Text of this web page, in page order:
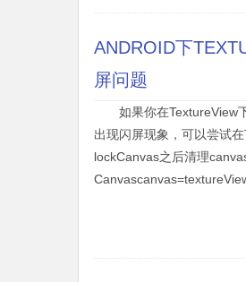
ANDROID下
屏问题
如果你在TextureView
出现闪屏现象，可以尝试
lockCanvas之后清理